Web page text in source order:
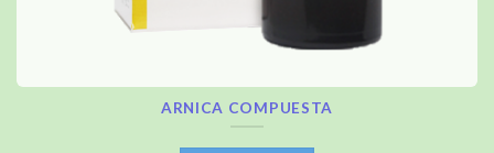
ARNICA COMPUESTA